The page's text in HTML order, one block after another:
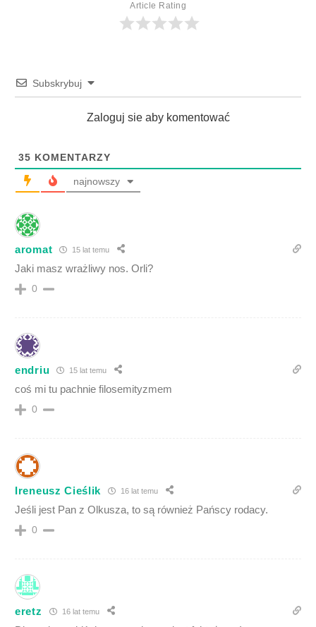
Article Rating
Subskrybuj
Zaloguj sie aby komentować
35 KOMENTARZY
najnowszy
aromat 15 lat temu
Jaki masz wrażliwy nos. Orli?
0
endriu 15 lat temu
coś mi tu pachnie filosemityzmem
0
Ireneusz Cieślik 16 lat temu
Jeśli jest Pan z Olkusza, to są również Pańscy rodacy.
0
eretz 16 lat temu